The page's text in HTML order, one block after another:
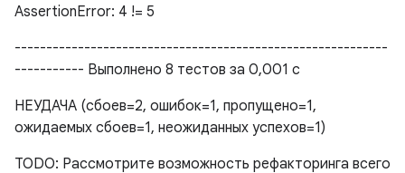
AssertionError: 4 != 5
-----------------------------------------------------------
----------- Выполнено 8 тестов за 0,001 с
НЕУДАЧА (сбоев=2, ошибок=1, пропущено=1,
ожидаемых сбоев=1, неожиданных успехов=1)
TODO: Рассмотрите возможность рефакторинга всего